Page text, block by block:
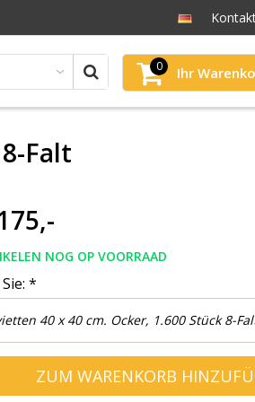
0 Ihr
Falt
NOG OP VOORRAAD
*
ZUM WARENKORB